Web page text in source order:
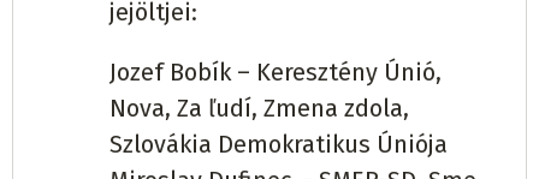
Štefan Czinke 133 (36,54%)
Marián MakeľKDH624(84,32%)
Hlas-SD
TiszacsernyőViktor Palko
jejöltjei:
Jozef Bobík – Keresztény Únió,
Nova, Za ľudí, Zmena zdola,
Szlovákia Demokratikus Úniója